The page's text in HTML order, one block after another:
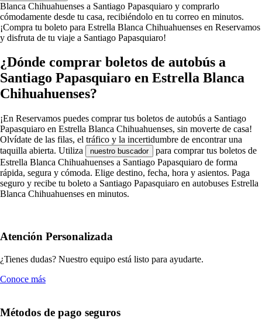
Blanca Chihuahuenses a Santiago Papasquiaro y comprarlo
cómodamente desde tu casa, recibiéndolo en tu correo en minutos.
¡Compra tu boleto para Estrella Blanca Chihuahuenses en Reservamos
y disfruta de tu viaje a Santiago Papasquiaro!
¿Dónde comprar boletos de autobús a
Santiago Papasquiaro en Estrella Blanca
Chihuahuenses?
¡En Reservamos puedes comprar tus boletos de autobús a Santiago
Papasquiaro en Estrella Blanca Chihuahuenses, sin moverte de casa!
Olvídate de las filas, el tráfico y la incertidumbre de encontrar una
taquilla abierta. Utiliza
nuestro buscador
para comprar tus boletos de
Estrella Blanca Chihuahuenses a Santiago Papasquiaro de forma
rápida, segura y cómoda. Elige destino, fecha, hora y asientos. Paga
seguro y recibe tu boleto a Santiago Papasquiaro en autobuses Estrella
Blanca Chihuahuenses en minutos.
Atención Personalizada
¿Tienes dudas? Nuestro equipo está listo para ayudarte.
Conoce más
Métodos de pago seguros